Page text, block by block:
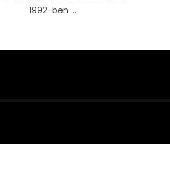
1992-ben ...